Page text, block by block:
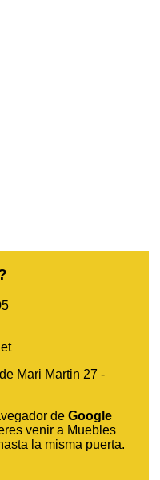
Mari Martin 27 -
de Google
venir a Muebles
la misma puerta.